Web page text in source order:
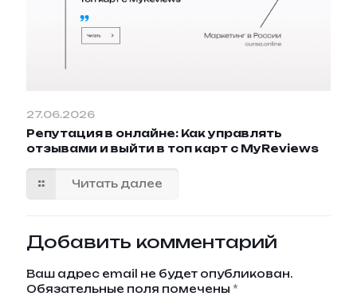
27.06.2026
Репутация в онлайне: Как управлять
отзывами и выйти в топ карт с MyReviews
Читать далее
Добавить комментарий
Ваш адрес email не будет опубликован.
Обязательные поля помечены *